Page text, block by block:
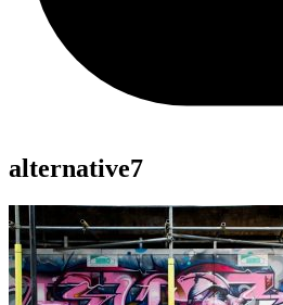
alternative7